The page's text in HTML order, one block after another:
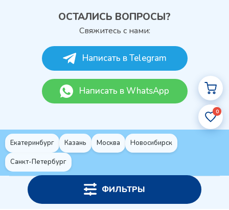
0
ФИЛЬТРЫ
ОСТАЛИСЬ ВОПРОСЫ?
Свяжитесь с нами:
Написать в Telegram
Написать в WhatsApp
Екатеринбург Казань Москва Новосибирск
Санкт-Петербург
Политика конфиденциальности